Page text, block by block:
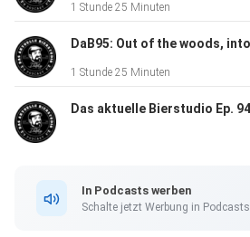
1 Stunde 25 Minuten
1 Stunde 25 Minuten
In Podcasts werben
Schalte jetzt Werbung in Podcasts.